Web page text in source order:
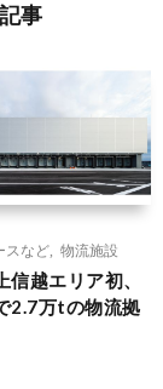
事
スなど
物流施設
信越エリア初、
2.7万tの物流拠